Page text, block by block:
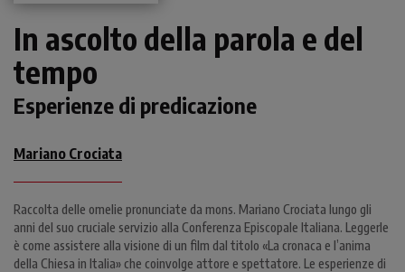
In ascolto della parola e del
tempo
Esperienze di predicazione
Mariano Crociata
Raccolta delle omelie pronunciate da mons. Mariano Crociata lungo gli
anni del suo cruciale servizio alla Conferenza Episcopale Italiana. Leggerle
è come assistere alla visione di un film dal titolo «La cronaca e l’anima
della Chiesa in Italia» che coinvolge attore e spettatore. Le esperienze di